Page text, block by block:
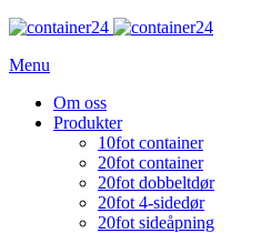
Menu
Om oss
Produkter
10fot container
20fot container
20fot dobbeltdør
20fot 4-sidedør
20fot sideåpning